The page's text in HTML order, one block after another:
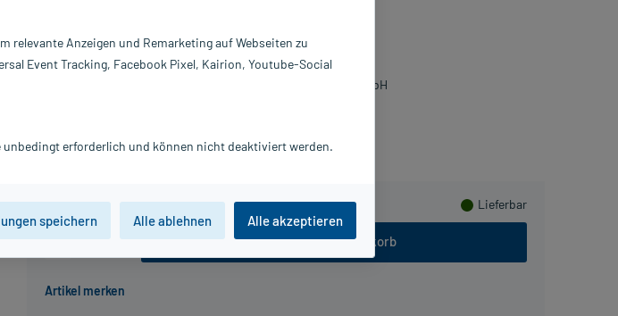
Lieferbar
In den Warenkorb
Inhalt:
30 St
PZN:
18739651
MCM KLOSTERFRAU Vertr. GmbH
relevante Anzeigen und Remarketing auf Webseiten zu
Event Tracking, Facebook Pixel, Kairion, Youtube-Social
erforderlich und können nicht deaktiviert werden.
speichern Alle ablehnen Alle akzeptieren